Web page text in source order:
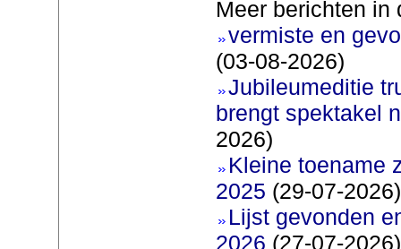
Meer berichten in
vermiste en
(03-08-2026)
Jubileumeditie
brengt spektakel
2026)
Kleine toename
2025 (29-07-2026)
Lijst gevonden
2026 (27-07-2026)